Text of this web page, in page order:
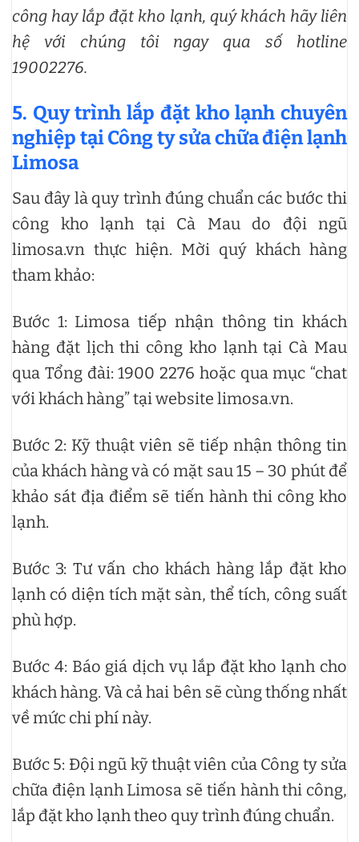
công hay lắp đặt kho lạnh, quý khách hãy liên
hệ với chúng tôi ngay qua số hotline
19002276.
5. Quy trình lắp đặt kho lạnh chuyên
nghiệp tại Công ty sửa chữa điện lạnh
Limosa
Sau đây là quy trình đúng chuẩn các bước thi
công kho lạnh tại Cà Mau do đội ngũ
limosa.vn thực hiện. Mời quý khách hàng
tham khảo:
Bước 1: Limosa tiếp nhận thông tin khách
hàng đặt lịch thi công kho lạnh tại Cà Mau
qua Tổng đài: 1900 2276 hoặc qua mục “chat
với khách hàng” tại website limosa.vn.
Bước 2: Kỹ thuật viên sẽ tiếp nhận thông tin
của khách hàng và có mặt sau 15 – 30 phút để
khảo sát địa điểm sẽ tiến hành thi công kho
lạnh.
Bước 3: Tư vấn cho khách hàng lắp đặt kho
lạnh có diện tích mặt sàn, thể tích, công suất
phù hợp.
Bước 4: Báo giá dịch vụ lắp đặt kho lạnh cho
khách hàng. Và cả hai bên sẽ cùng thống nhất
về mức chi phí này.
Bước 5: Đội ngũ kỹ thuật viên của Công ty sửa
chữa điện lạnh Limosa sẽ tiến hành thi công,
lắp đặt kho lạnh theo quy trình đúng chuẩn.